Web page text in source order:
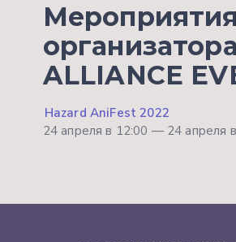
Мероприятия
организатора
ALLIANCE
Hazard AniFest 2022
24 апреля в 12:00 — 24 апреля